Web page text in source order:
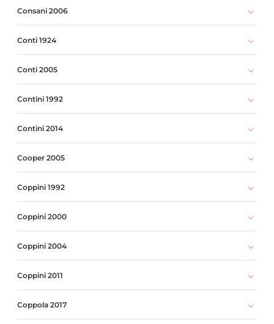
Consani 2006
Conti 1924
Conti 2005
Contini 1992
Contini 2014
Cooper 2005
Coppini 1992
Coppini 2000
Coppini 2004
Coppini 2011
Coppola 2017